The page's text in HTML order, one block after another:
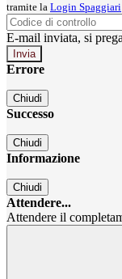
tramite la Login Spaggiari
E-mail inviata, si
Errore
Chiudi
Successo
Chiudi
Informazione
Chiudi
Attendere...
Attendere il